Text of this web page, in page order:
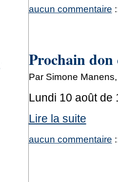
aucun commentaire
Prochain don
Par Simone
Lundi 10 août de
Lire la suite
aucun commentaire